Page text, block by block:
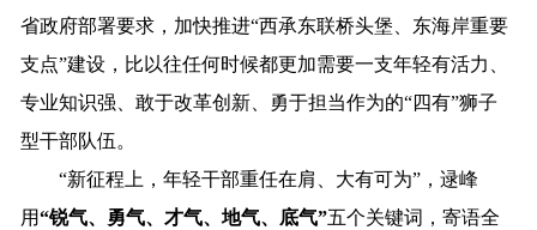
省政府部署要求，加快推进“西承东联桥头堡、东海岸重要
支点”建设，比以往任何时候都更加需要一支年轻有活力、
专业知识强、敢于改革创新、勇于担当作为的“四有”狮子
型干部队伍。
“新征程上，年轻干部重任在肩、大有可为”，逯峰
用“锐气、勇气、才气、地气、底气”五个关键词，寄语全